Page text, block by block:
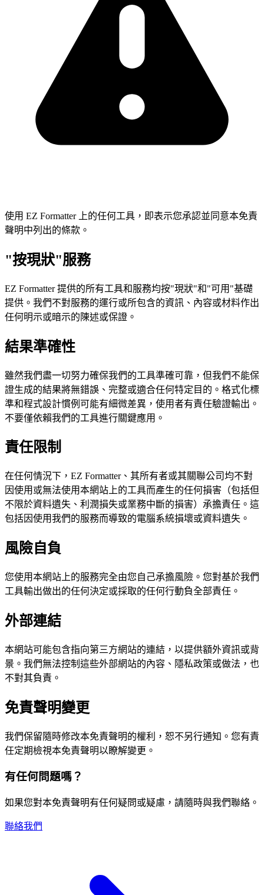
使用 EZ Formatter 上的任何工具，即表示您承認並同意本免責
聲明中列出的條款。
"按現狀"服務
EZ Formatter 提供的所有工具和服務均按"現狀"和"可用"基礎
提供。我們不對服務的運行或所包含的資訊、內容或材料作出
任何明示或暗示的陳述或保證。
結果準確性
雖然我們盡一切努力確保我們的工具準確可靠，但我們不能保
證生成的結果將無錯誤、完整或適合任何特定目的。格式化標
準和程式設計慣例可能有細微差異，使用者有責任驗證輸出。
不要僅依賴我們的工具進行關鍵應用。
責任限制
在任何情況下，EZ Formatter、其所有者或其關聯公司均不對
因使用或無法使用本網站上的工具而產生的任何損害（包括但
不限於資料遺失、利潤損失或業務中斷的損害）承擔責任。這
包括因使用我們的服務而導致的電腦系統損壞或資料遺失。
風險自負
您使用本網站上的服務完全由您自己承擔風險。您對基於我們
工具輸出做出的任何決定或採取的任何行動負全部責任。
外部連結
本網站可能包含指向第三方網站的連結，以提供額外資訊或背
景。我們無法控制這些外部網站的內容、隱私政策或做法，也
不對其負責。
免責聲明變更
我們保留隨時修改本免責聲明的權利，恕不另行通知。您有責
任定期檢視本免責聲明以瞭解變更。
有任何問題嗎？
如果您對本免責聲明有任何疑問或疑慮，請隨時與我們聯絡。
聯絡我們